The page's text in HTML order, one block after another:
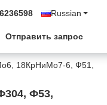
Russian
Отправить запрос
18КрНиМо7-6, Ф51,
Ф53,